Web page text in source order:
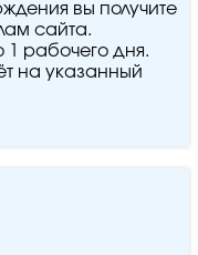
вы получите
сайта.
рабочего дня.
на указанный